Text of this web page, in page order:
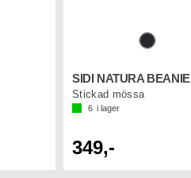
SIDI NATURA BEANIE
Stickad mössa
6 i lager
349,-